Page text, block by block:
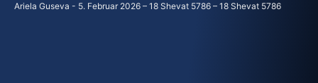
Ariela Guseva 5. Februar 2026 – 18 Shevat 5786 – 18 Shevat 5786